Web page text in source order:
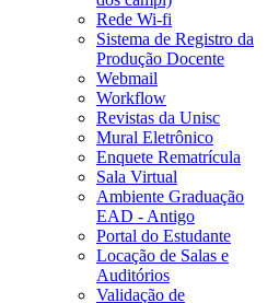
Rede Wi-fi
Sistema de Registro da
Produção Docente
Webmail
Workflow
Revistas da Unisc
Mural Eletrônico
Enquete Rematrícula
Sala Virtual
Ambiente Graduação
EAD - Antigo
Portal do Estudante
Locação de Salas e
Auditórios
Validação de